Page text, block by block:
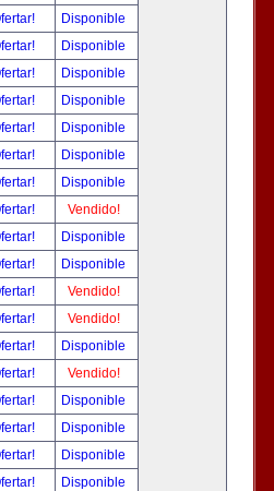
Disponible
Disponible
Disponible
Disponible
Disponible
Disponible
Disponible
Vendido!
Disponible
Disponible
Vendido!
Vendido!
Disponible
Vendido!
Disponible
Disponible
Disponible
Disponible